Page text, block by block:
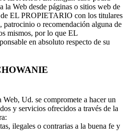
la Web desde páginas o sitios web de
EL PROPIETARIO con los titulares
patrocinio o recomendación alguna de
mismos, por lo que EL
en absoluto respecto de su
Ud. se compromete a hacer un
y servicios ofrecidos a través de la
ilegales o contrarias a la buena fe y